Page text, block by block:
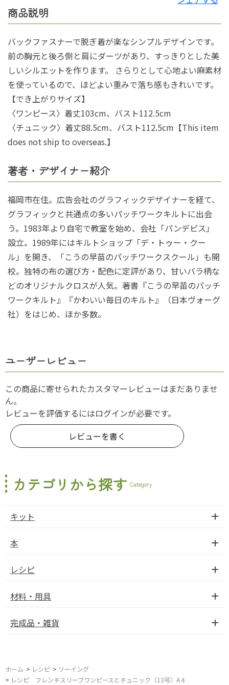
商品説明
バックファスナーで脱ぎ着が楽なシンプルデザインです。
前の胸元と後ろ側と肩にダーツがあり、すっきりとした美
しいシルエットを作ります。 さらりとして心地よい麻素材
を使っているので、ほどよい重みで落ち感もきれいです。
【でき上がりサイズ】
〈ワンピース〉着丈103cm、バスト112.5cm
〈チュニック〉着丈88.5cm、バスト112.5cm【This item
does not ship to overseas.】
著者・デザイナー紹介
福岡市在住。広告会社のグラフィックデザイナーを経て、
グラフィックと共通点の多いパッチワークキルトに出会
う。1983年より自宅で教室を始め、会社「パンデピス」
設立。1989年にはキルトショップ「デ・トゥー・クー
ル」を開き、「こうの早苗のパッチワークスクール」も開
校。独特の布の選び方・配色に定評があり、甘いバラ柄な
どのオリジナルクロスが人気。著書『こうの早苗のパッチ
ワークキルト』『かわいい毎日のキルト』（日本ヴォーグ
社）をはじめ、ほか多数。
ユーザーレビュー
この商品に寄せられたカスタマーレビューはまだありませ
ん。
レビューを評価するにはログインが必要です。
レビューを書く
カテゴリから探す Category
キット
本
レシピ
材料・用具
完成品・雑貨
ホーム > レシピ > ソーイング
> レシピ フレンチスリーブワンピースとチュニック（13号）A４